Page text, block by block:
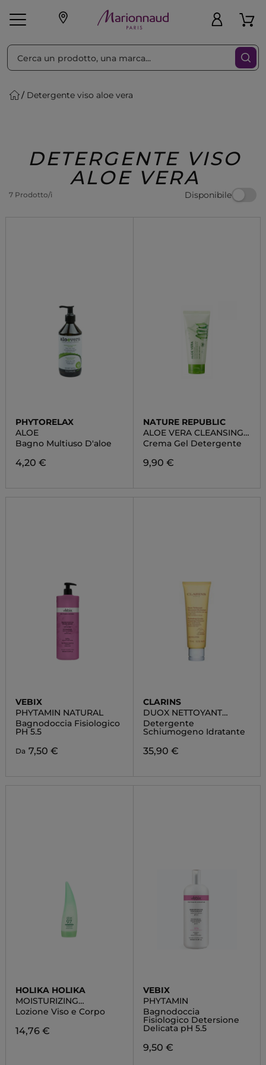
Make-up Profumi
Regalo
Detergente viso aloe vera
DETERGENTE VISO
ALOE VERA
7 Prodotto/i Disponibile
Ordina per Filtra
PHYTORELAX
ALOE
Bagno Multiuso D'aloe
4,20 €
NATURE REPUBLIC
ALOE VERA CLEANSING
GEL CREAM
Crema Gel Detergente
9,90 €
VEBIX
PHYTAMIN NATURAL
Bagnodoccia Fisiologico
PH 5.5
Da 7,50 €
CLARINS
DUOX NETTOYANT
MOUSSANT HYDRATANT
Detergente
Schiumogeno Idratante
35,90 €
HOLIKA HOLIKA
MOISTURIZING
SOOTHING LOTION
Lozione Viso e Corpo
14,76 €
VEBIX
PHYTAMIN
Bagnodoccia
Fisiologico Detersione
Delicata pH 5.5
9,50 €